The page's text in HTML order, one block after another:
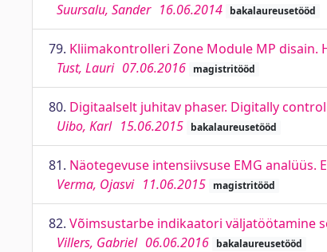
Suursalu, Sander 16.06.2014 bakalaureusetööd
79. Kliimakontrolleri Zone Module MP disain.
Tust, Lauri 07.06.2016 magistritööd
80. Digitaalselt juhitav phaser. Digitally
Uibo, Karl 15.06.2015 bakalaureusetööd
81. Näotegevuse intensiivsuse EMG analüüs.
Verma, Ojasvi 11.06.2015 magistritööd
82. Võimsustarbe indikaatori väljatöötamine
Villers, Gabriel 06.06.2016 bakalaureusetööd